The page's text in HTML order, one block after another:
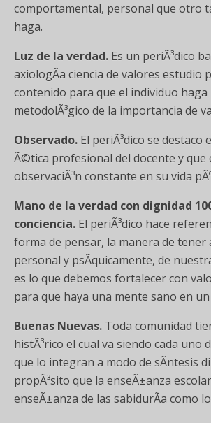
comportamental, personal que otro
haga.
Luz de la verdad. Es un periÃ³dico
axiologÃ­a ciencia de valores estudio
contenido para que el individuo haga
metodolÃ³gico de la importancia de
Observado. El periÃ³dico se destaco
Ã©tica profesional del docente y que
observaciÃ³n constante en su vida
Mano de la verdad con dignidad
conciencia. El periÃ³dico hace
forma de pensar, la manera de
personal y psÃ­quicamente, de
es lo que debemos fortalecer con
para que haya una mente sano en
Buenas Nuevas. Toda comunidad
histÃ³rico el cual va siendo cada uno
que lo integran a modo de sÃ­ntesis
propÃ³sito que la enseÃ±anza
enseÃ±anza de las sabidurÃ­a como